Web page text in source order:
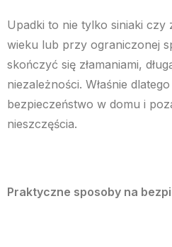
Upadki to nie tylko siniaki czy
wieku lub przy ograniczonej
skończyć się złamaniami,
niezależności. Właśnie
bezpieczeństwo w domu i
nieszczęścia.
Praktyczne sposoby na